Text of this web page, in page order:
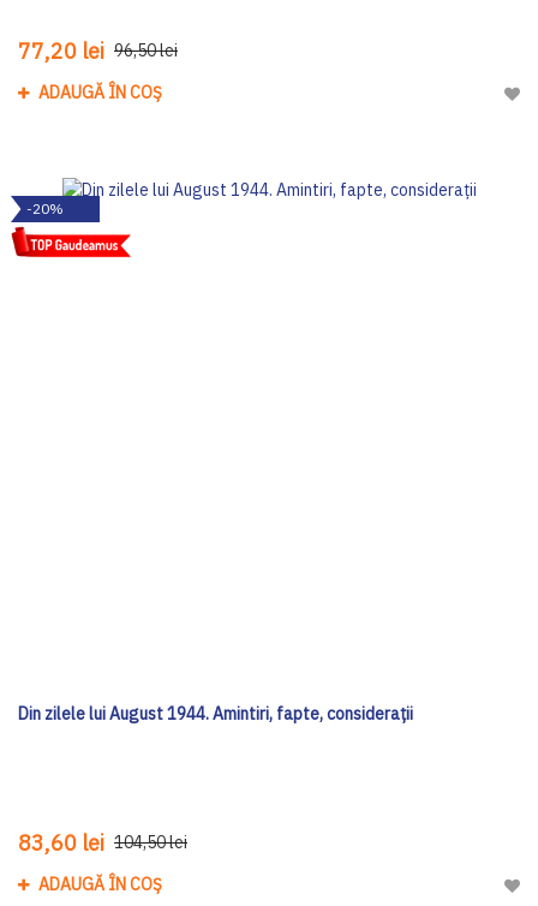
77,20 lei 96,50 lei
ADAUGĂ ÎN COȘ
-20%
Din zilele lui August 1944. Amintiri, fapte, considerații
83,60 lei 104,50 lei
ADAUGĂ ÎN COȘ